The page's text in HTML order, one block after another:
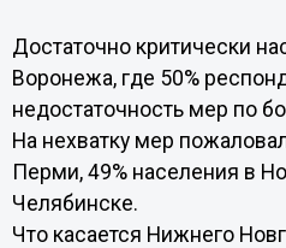
Достаточно критически
Воронежа, где 50%
недостаточность мер по
На нехватку мер
Перми, 49% населения в
Челябинске.
Что касается Нижнего